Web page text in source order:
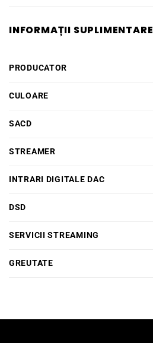
INFORMAȚII SUPLIMENTARE
PRODUCATOR
CULOARE
SACD
STREAMER
INTRARI DIGITALE DAC
DSD
SERVICII STREAMING
GREUTATE